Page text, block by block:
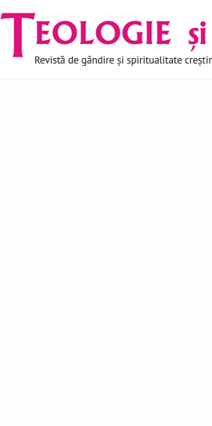
Mergi la conţinutul principal
Navigare
principală